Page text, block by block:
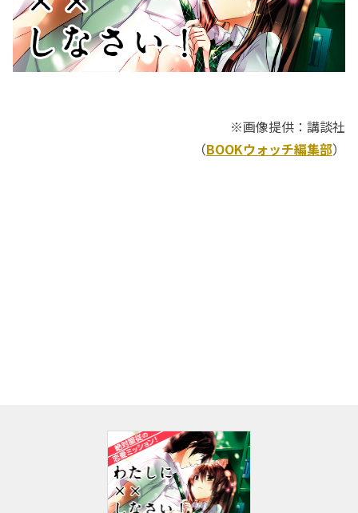
※画像提供：講談社
（BOOKウォッチ編集部）